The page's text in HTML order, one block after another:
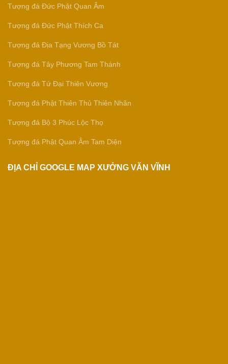
Tượng đá Đức Phật Quan Âm
Tượng đá Đức Phật Thích Ca
Tượng đá Địa Tạng Vương Bồ Tát
Tượng đá Tây Phương Tam Thánh
Tượng đá Tứ Đại Thiên Vương
Tượng đá Phật Thiên Thủ Thiên Nhãn
Tượng đá Bộ 3 Phúc Lộc Thọ
Tượng đá Phật Quan Âm Tam Diện
ĐỊA CHỈ GOOGLE MAP XƯỞNG VĂN VĨNH